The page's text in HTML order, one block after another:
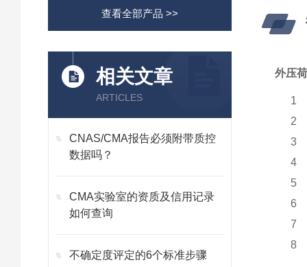
查看全部产品 >>
相关文章
ARTICLES
CNAS/CMA报告必须附带质控
数据吗？
CMA实验室的资质及信用记录
如何查询
不确定度评定的6个标准步骤
外压
1
2
3
4
5
6
7
8